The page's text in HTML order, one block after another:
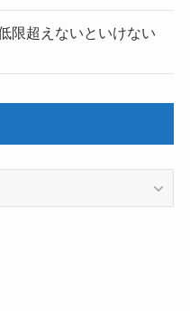
限超えないといけない